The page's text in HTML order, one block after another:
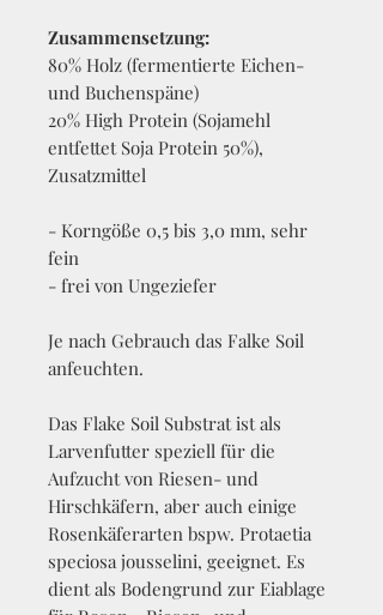
Zusammensetzung:
80% Holz (fermentierte Eichen-
und Buchenspäne)
20% High Protein (Sojamehl
entfettet Soja Protein 50%),
Zusatzmittel
- Korngöße 0,5 bis 3,0 mm, sehr
fein
- frei von Ungeziefer
Je nach Gebrauch das Falke Soil
anfeuchten.
Das Flake Soil Substrat ist als
Larvenfutter speziell für die
Aufzucht von Riesen- und
Hirschkäfern, aber auch einige
Rosenkäferarten bspw. Protaetia
speciosa jousselini, geeignet. Es
dient als Bodengrund zur Eiablage